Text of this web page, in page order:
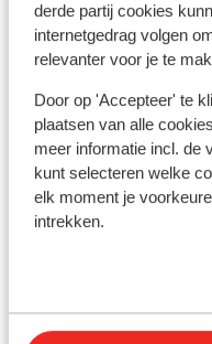
derde partij cookies
internetgedrag volgen
relevanter voor je te
Door op 'Accepteer' te
plaatsen van alle
meer informatie incl. de
kunt selecteren welke
elk moment je
intrekken.
In de buurt
Luchthaven: 4 km